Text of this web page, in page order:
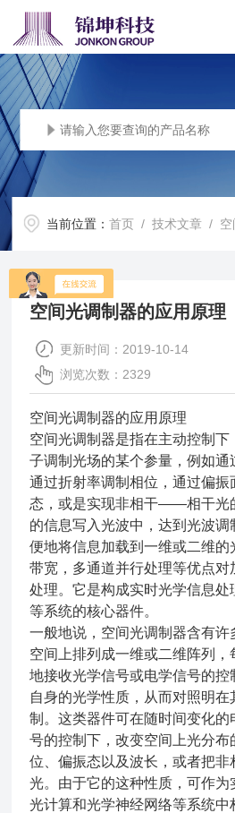
当前位置：首页 /技术文章 / 空
空间光调制器的应用原理
更新时间：2019-10-14
浏览次数：2329
空间光调制器的应用原理
空间光调制器是指在主动控制下
子调制光场的某个参量，例如通
通过折射率调制相位，通过偏振
态，或是实现非相干——相干光
的信息写入光波中，达到光波
便地将信息加载到一维或二维
带宽，多通道并行处理等优点对
处理。它是构成实时光学信息
等系统的核心器件。
一般地说，空间光调制器含有许
空间上排列成一维或二维阵列，
地接收光学信号或电学信号的
自身的光学性质，从而对照明在
制。这类器件可在随时间变化
号的控制下，改变空间上光分布
位、偏振态以及波长，或者把非
光。由于它的这种性质，可作为
光计算和光学神经网络等系统中